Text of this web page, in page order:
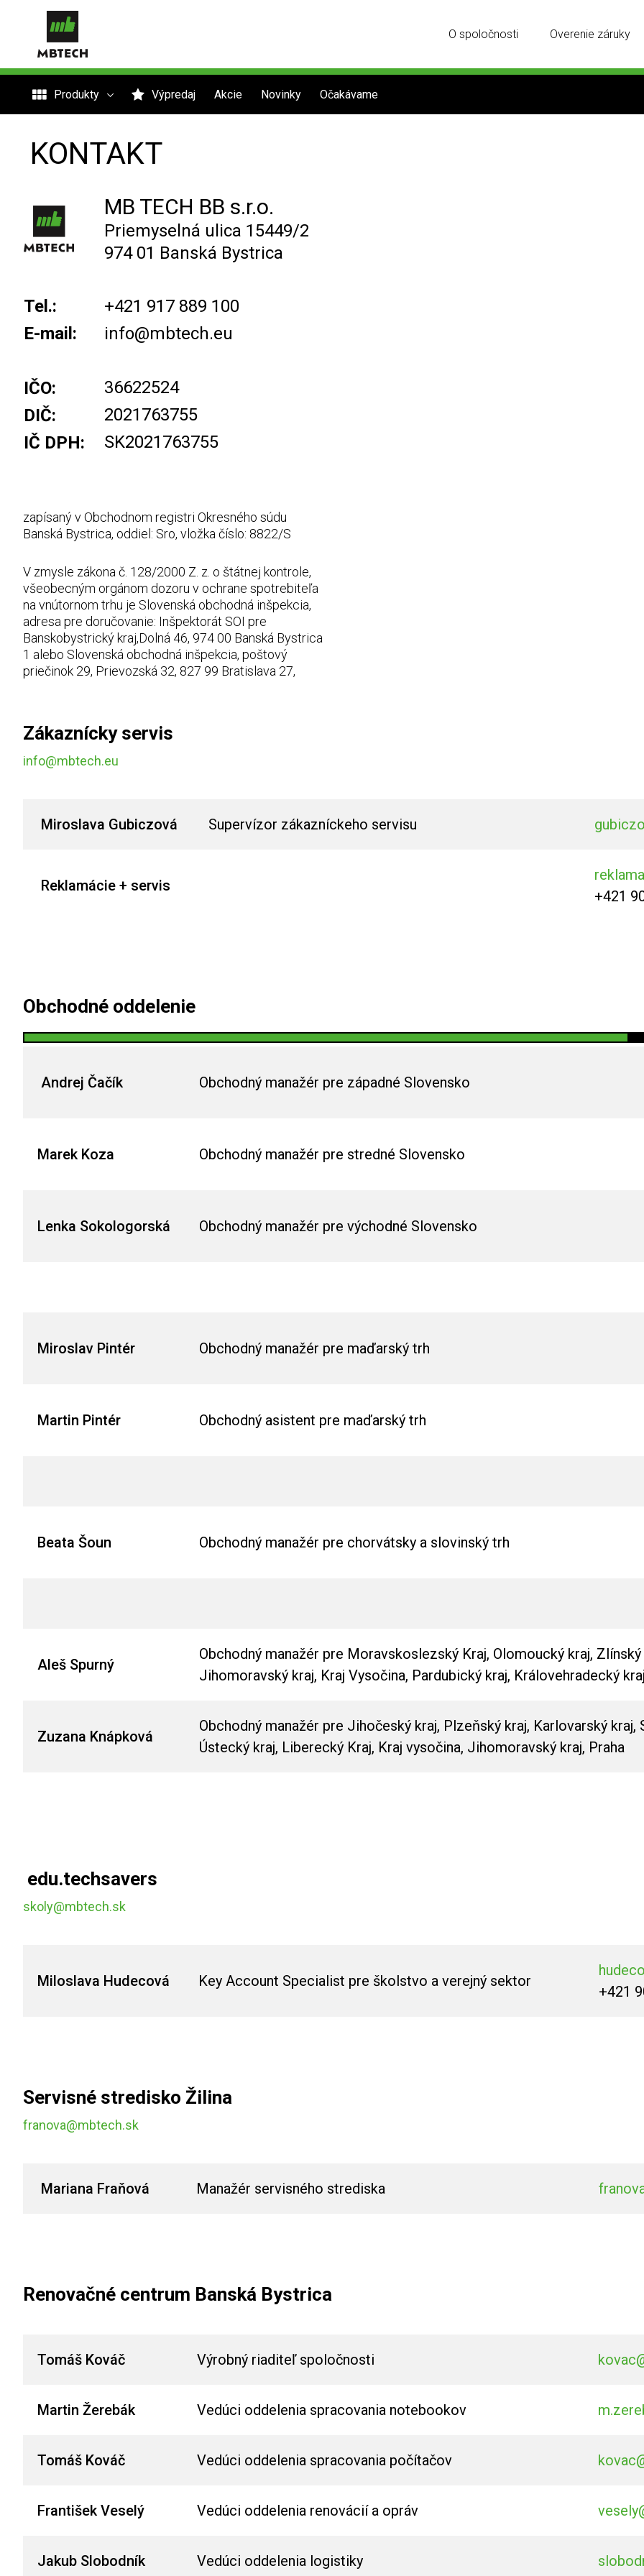
O spoločnosti Overenie záruky
Produkty Výpredaj Akcie Novinky Očakávame
KONTAKT
MB TECH BB s.r.o.
Priemyselná ulica 15449/2
974 01 Banská Bystrica
Tel.:
+421 917 889 100
E-mail:
info@mbtech.eu
IČO:
36622524
DIČ:
2021763755
IČ DPH:
SK2021763755
zapísaný v Obchodnom registri Okresného súdu
Banská Bystrica, oddiel: Sro, vložka číslo: 8822/S
V zmysle zákona č. 128/2000 Z. z. o štátnej kontrole,
všeobecným orgánom dozoru v ochrane spotrebiteľa
na vnútornom trhu je Slovenská obchodná inšpekcia,
adresa pre doručovanie: Inšpektorát SOI pre
Banskobystrický kraj,Dolná 46, 974 00 Banská Bystrica
1 alebo Slovenská obchodná inšpekcia, poštový
priečinok 29, Prievozská 32, 827 99 Bratislava 27,
Zákaznícky servis
info@mbtech.eu
Miroslava Gubiczová Supervízor zákazníckeho servisu
Reklamácie + servis
+421
Obchodné oddelenie
Andrej Čačík Obchodný manažér pre západné Slovensko
Marek Koza Obchodný manažér pre stredné Slovensko
Lenka Sokologorská Obchodný manažér pre východné Slovensko
Miroslav Pintér Obchodný manažér pre maďarský trh
Martin Pintér Obchodný asistent pre maďarský trh
Beata Šoun Obchodný manažér pre chorvátsky a slovinský trh
Aleš Spurný
Obchodný manažér pre Moravskoslezský Kraj, Olomoucký kraj, Zlínský
Jihomoravský kraj, Kraj Vysočina, Pardubický kraj, Královehradecký
Zuzana Knápková
Obchodný manažér pre Jihočeský kraj, Plzeňský kraj, Karlovarský kraj,
Ústecký kraj, Liberecký Kraj, Kraj vysočina, Jihomoravský kraj, Praha
edu.techsavers
skoly@mbtech.sk
Miloslava Hudecová Key Account Specialist pre školstvo a verejný sektor
+421
Servisné stredisko Žilina
franova@mbtech.sk
Mariana Fraňová Manažér servisného strediska
Renovačné centrum Banská Bystrica
Tomáš Kováč Výrobný riaditeľ spoločnosti
Martin Žerebák Vedúci oddelenia spracovania notebookov
Tomáš Kováč Vedúci oddelenia spracovania počítačov
František Veselý Vedúci oddelenia renovácií a opráv
Jakub Slobodník Vedúci oddelenia logistiky